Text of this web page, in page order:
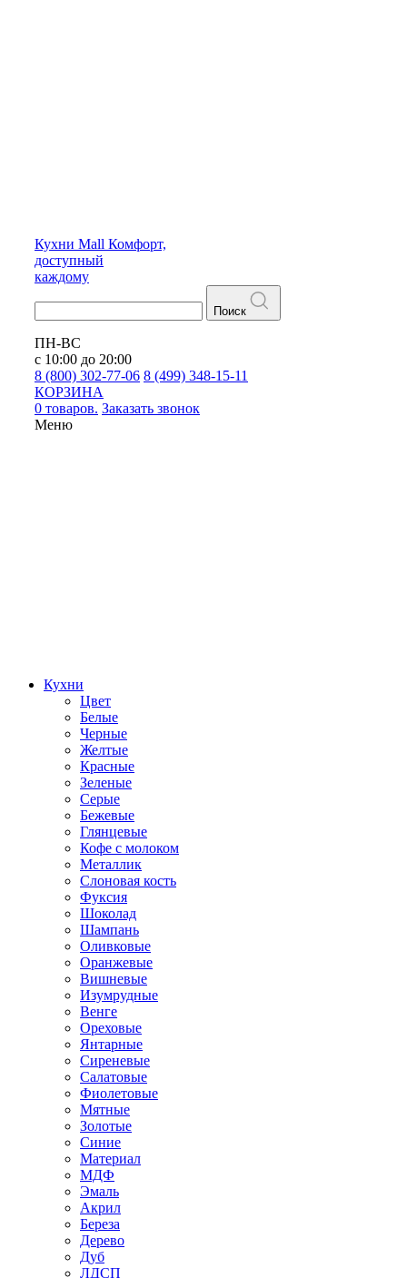
Кухни Mall Комфорт,
доступный
каждому
Поиск
ПН-ВС
с 10:00 до 20:00
8 (800) 302-77-06 8 (499) 348-15-11
КОРЗИНА
0 товаров. Заказать звонок
Меню
Кухни
Цвет
Белые
Черные
Желтые
Красные
Зеленые
Серые
Бежевые
Глянцевые
Кофе с молоком
Металлик
Слоновая кость
Фуксия
Шоколад
Шампань
Оливковые
Оранжевые
Вишневые
Изумрудные
Венге
Ореховые
Янтарные
Сиреневые
Салатовые
Фиолетовые
Мятные
Золотые
Синие
Материал
МДФ
Эмаль
Акрил
Береза
Дерево
Дуб
ЛДСП